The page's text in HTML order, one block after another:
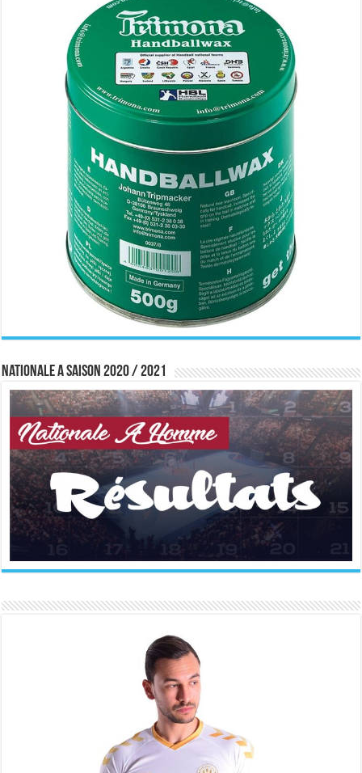
Nationale A saison 2020 / 2021